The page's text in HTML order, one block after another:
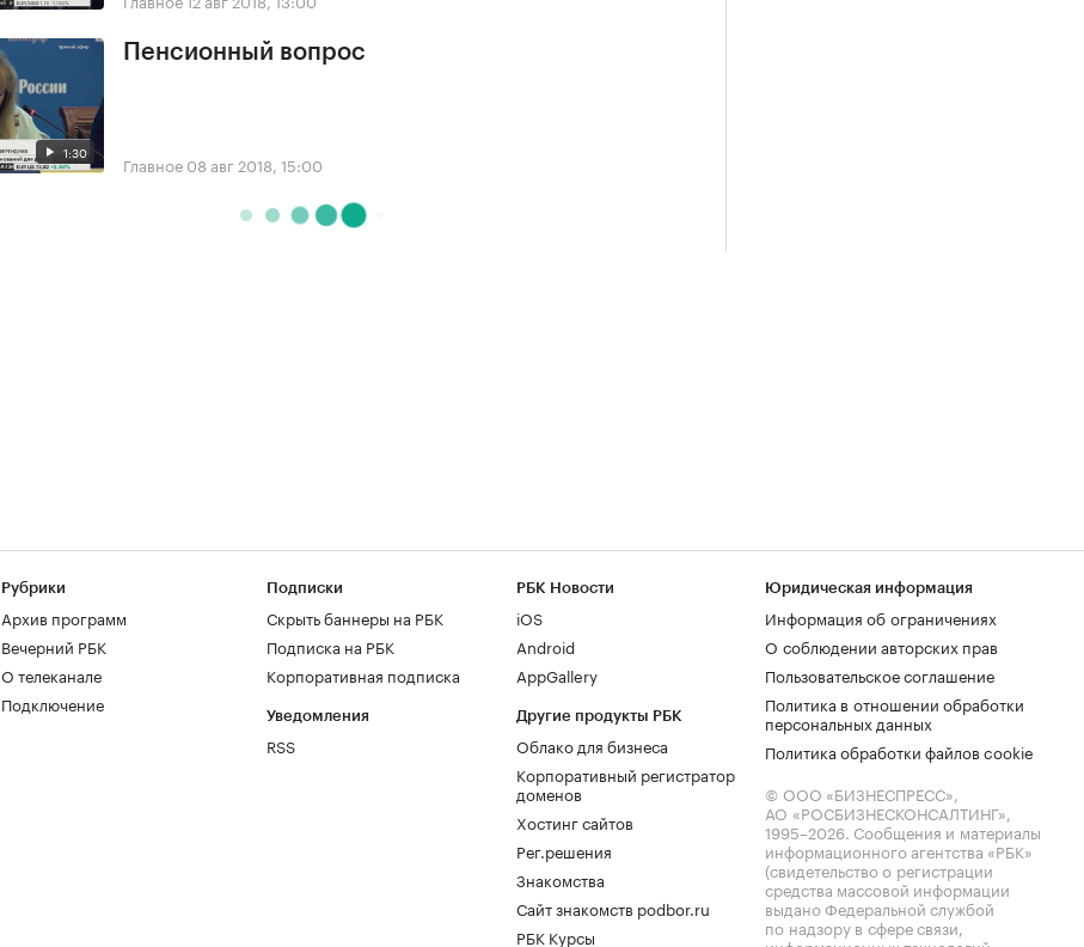
1:30
Пенсионный вопрос
Главное 08 авг 2018, 15:00
Рубрики
Архив программ
Вечерний РБК
О телеканале
Подключение
Подписки
Скрыть баннеры на РБК
Подписка на РБК
Корпоративная подписка
Уведомления
RSS
РБК Новости
iOS
Android
AppGallery
Другие продукты РБК
Облако для бизнеса
Корпоративный регистратор
доменов
Хостинг сайтов
Рег.решения
Знакомства
Сайт знакомств podbor.ru
РБК Курсы
Юридическая информация
Информация об ограничениях
О соблюдении авторских прав
Пользовательское соглашение
Политика в отношении обработки
персональных данных
Политика обработки файлов cookie
© ООО «БИЗНЕСПРЕСС»,
АО «РОСБИЗНЕСКОНСАЛТИНГ»,
1995–2026. Сообщения и материалы
информационного агентства «РБК»
(свидетельство о регистрации
средства массовой информации
выдано Федеральной службой
по надзору в сфере связи,